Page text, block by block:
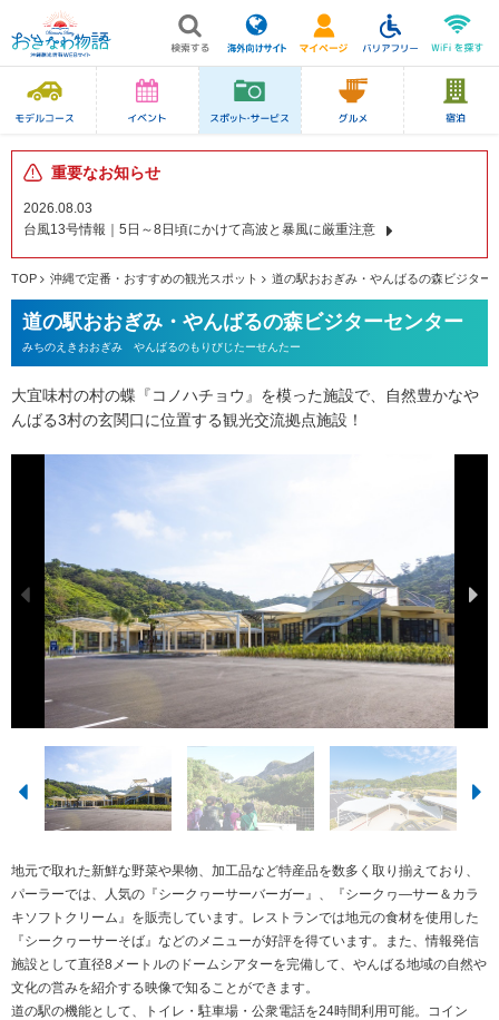
重要なお知らせ
2026.08.03
台風13号情報｜5日～8日頃にかけて高波と暴風に厳重注意
TOP 沖縄で定番・おすすめの観光スポット 道の駅おおぎみ・やんばるの森ビジター
道の駅おおぎみ・やんばるの森ビジターセンター
みちのえきおおぎみ やんばるのもりびじたーせんたー
大宜味村の村の蝶『コノハチョウ』を模った施設で、自然豊かなや
んばる3村の玄関口に位置する観光交流拠点施設！
地元で取れた新鮮な野菜や果物、加工品など特産品を数多く取り揃えており、
パーラーでは、人気の『シークヮーサーバーガー』、『シークヮ―サー＆カラ
キソフトクリーム』を販売しています。レストランでは地元の食材を使用した
『シークヮーサーそば』などのメニューが好評を得ています。また、情報発信
施設として直径8メートルのドームシアターを完備して、やんばる地域の自然や
文化の営みを紹介する映像で知ることができます。
道の駅の機能として、トイレ・駐車場・公衆電話を24時間利用可能。コイン